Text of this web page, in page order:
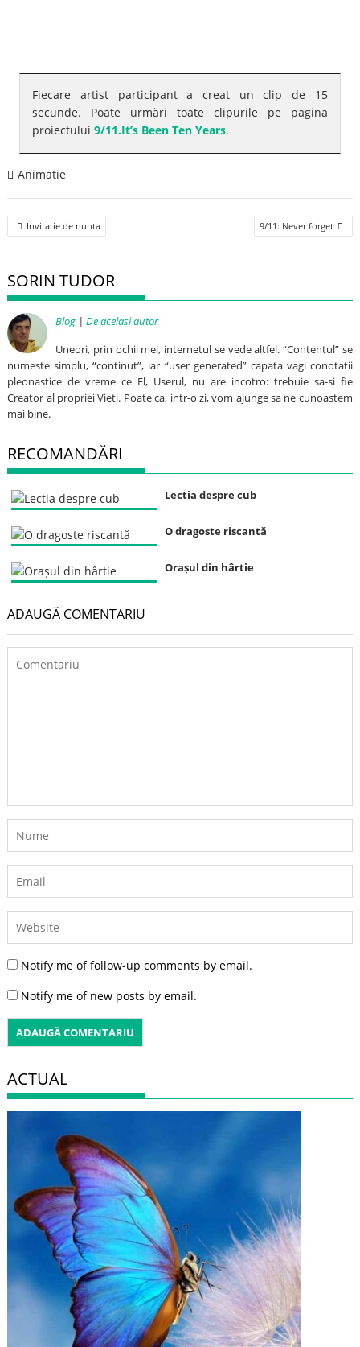
Fiecare artist participant a creat un clip de 15
secunde. Poate urmări toate clipurile pe pagina
proiectului9/11.It’s Been Ten Years.
Animatie
Post
navigation
Invitatie de nunta 9/11: Never forget
SORIN TUDOR
Blog |De același autor
Uneori, prin ochii mei, internetul se vede altfel. “Contentul” se
numeste simplu, “continut”, iar “user generated” capata vagi conotatii
pleonastice de vreme ce El, Userul, nu are incotro: trebuie sa-si fie
Creator al propriei Vieti. Poate ca, intr-o zi, vom ajunge sa ne cunoastem
mai bine.
RECOMANDĂRI
Lectia despre cub
O dragoste riscantă
Orașul din hârtie
ADAUGĂ COMENTARIU
Notify me of follow-up comments by email.
Notify me of new posts by email.
ACTUAL